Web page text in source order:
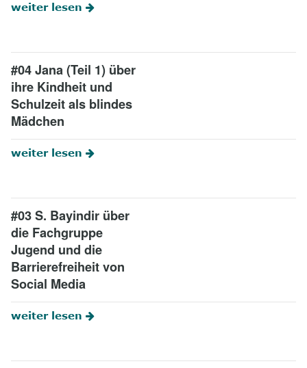
weiter lesen
#04 Jana (Teil 1) über
ihre Kindheit und
Schulzeit als blindes
Mädchen
weiter lesen
#03 S. Bayindir über
die Fachgruppe
Jugend und die
Barrierefreiheit von
Social Media
weiter lesen